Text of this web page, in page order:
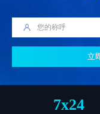
立
7x24